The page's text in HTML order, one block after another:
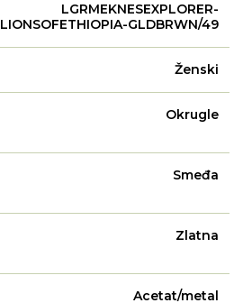
LGRMEKNESEXPLORER-
LIONSOFETHIOPIA-GLDBRWN/49
Ženski
Okrugle
Smeđa
Zlatna
Acetat/metal